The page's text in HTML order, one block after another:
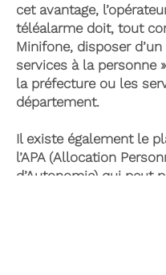
cet avantage,
téléalarme doit, tout
Minifone, disposer
services à la personne
la préfecture ou les
département.
Il existe également le
l’APA (Allocation
d’Autonomie) qui peut